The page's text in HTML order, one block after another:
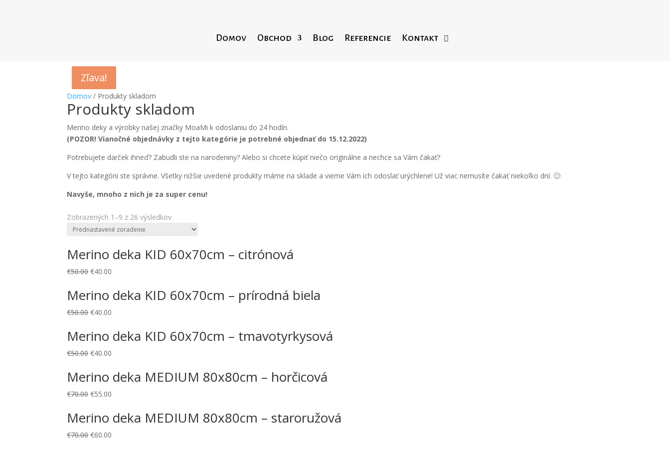
Domov Obchod Blog Referencie Kontakt
Domov / Produkty skladom
Produkty skladom
Merino deky a výrobky našej značky MoaMi k odoslaniu do 24 hodín.
(POZOR! Vianočné objednávky z tejto kategórie je potrebné objednať do 15.12.2022)
Potrebujete darček ihneď? Zabudli ste na narodeniny? Alebo si chcete kúpiť niečo originálne a nechce sa Vám čakať?
V tejto kategórii ste správne. Všetky nižšie uvedené produkty máme na sklade a vieme Vám ich odoslať urýchlene! Už viac nemusíte čakať niekoľko dní. 🙂
Navyše, mnoho z nich je za super cenu!
Zobrazených 1–9 z 26 výsledkov
Zľava!
Merino deka KID 60x70cm – citrónová
€50.00 €40.00
Zľava!
Merino deka KID 60x70cm – prírodná biela
€50.00 €40.00
Zľava!
Merino deka KID 60x70cm – tmavotyrkysová
€50.00 €40.00
Zľava!
Merino deka MEDIUM 80x80cm – horčicová
€70.00 €55.00
Zľava!
Merino deka MEDIUM 80x80cm – staroružová
€70.00 €60.00
Zľava!
Zľava!
Zľava!
Zľava!